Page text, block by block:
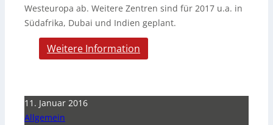
Westeuropa ab. Weitere Zentren sind für 2017 u.a. in
Südafrika, Dubai und Indien geplant.
Weitere Information
11. Januar 2016
Allgemein